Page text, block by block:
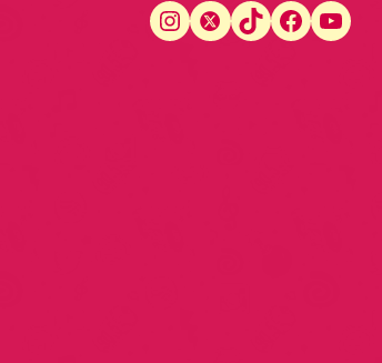
Instagram Twitter TikTok Facebook YouTube